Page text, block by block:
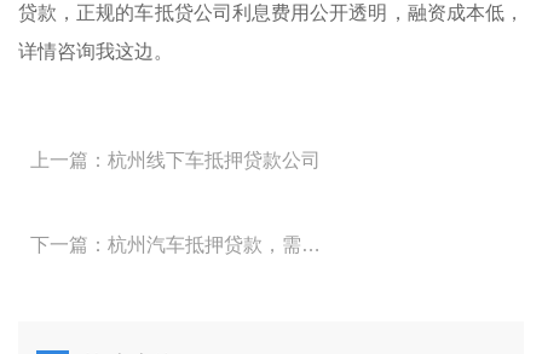
贷款，正规的车抵贷公司利息费用公开透明，融资成本低，
详情咨询我这边。
上一篇：杭州线下车抵押贷款公司
下一篇：杭州汽车抵押贷款，需要什么手续